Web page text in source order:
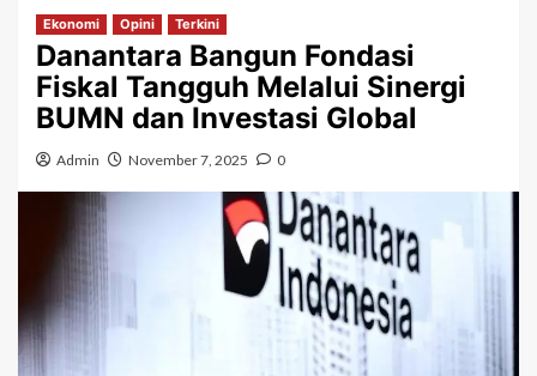
Ekonomi Opini Terkini
Danantara Bangun Fondasi
Fiskal Tangguh Melalui Sinergi
BUMN dan Investasi Global
Admin November 7, 2025 0